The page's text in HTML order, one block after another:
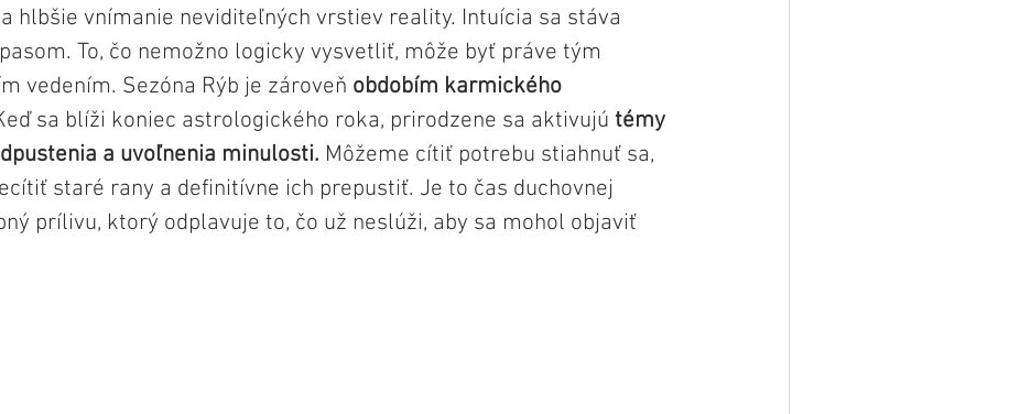
hlbšie vnímanie neviditeľných vrstiev reality. Intuícia sa stáva
To, čo nemožno logicky vysvetliť, môže byť práve tým
vedením. Sezóna Rýb je zároveň obdobím karmického
sa blíži koniec astrologického roka, prirodzene sa aktivujú témy
a uvoľnenia minulosti. Môžeme cítiť potrebu stiahnuť sa,
staré rany a definitívne ich prepustiť. Je to čas duchovnej
prílivu, ktorý odplavuje to, čo už neslúži, aby sa mohol objaviť